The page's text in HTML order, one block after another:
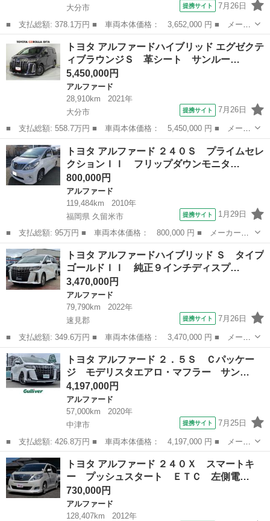
大分市
提携サイト 7月26日
■ 支払総額: 378.1万円 ■ 車両本体価格： 3,652,000 円 ■ メーカ
ー名： トヨタ ■ 車種名： アルファード ■ グレード名： ２．
５Ｓ タイプゴールド サンルーフ フルセグ メモリーナビ ＤＶ
Ｄ再生 ...
大分 大分市 アルファード
トヨタ アルファードハイブリッド エグゼクテ
ィブラウンジＳ 革シート サンルー…
5,450,000円
アルファード
28,910km
2021年
大分市
提携サイト 7月26日
■ 支払総額: 558.7万円 ■ 車両本体価格： 5,450,000 円 ■ メーカ
ー名： トヨタ ■ 車種名： アルファードハイブリッド ■ グレー
ド名： エグゼクティブラウンジＳ 革シート サンルーフ ４Ｗ
Ｄ フルセ...
大分 大分市 アルファード
トヨタ アルファード ２４０Ｓ プライムセレ
クションＩＩ フリップダウンモニタ…
800,000円
アルファード
119,484km
2010年
福岡県 久留米市
提携サイト 1月29日
■ 支払総額: 95万円 ■ 車両本体価格： 800,000 円 ■ メーカー
名： トヨタ ■ 車種名： アルファード ■ グレード名： ２４０
Ｓ プライムセレクションＩＩ フリップダウンモニター ■ 排気
量： 2400c...
福岡 久留米市 アルファード
トヨタ アルファードハイブリッド Ｓ タイプ
ゴールドＩＩ 純正９インチディスプ…
3,470,000円
アルファード
79,790km
2022年
速見郡
提携サイト 7月26日
■ 支払総額: 349.6万円 ■ 車両本体価格： 3,470,000 円 ■ メーカ
ー名： トヨタ ■ 車種名： アルファードハイブリッド ■ グレー
ド名： Ｓ タイプゴールドＩＩ 純正９インチディスプレイオーデ
ィオ Ｂ...
大分 速見郡 アルファード
トヨタ アルファード ２．５Ｓ Ｃパッケー
ジ モデリスタエアロ・マフラー サン…
4,197,000円
アルファード
57,000km
2020年
中津市
提携サイト 7月25日
■ 支払総額: 426.8万円 ■ 車両本体価格： 4,197,000 円 ■ メーカ
ー名： トヨタ ■ 車種名： アルファード ■ グレード名： ２．
５Ｓ Ｃパッケージ モデリスタエアロ・マフラー サンルーフ 純
正９イン...
大分 中津市 アルファード
トヨタ アルファード ２４０Ｘ スマートキ
ー プッシュスタート ＥＴＣ 左側電…
730,000円
アルファード
128,407km
2012年